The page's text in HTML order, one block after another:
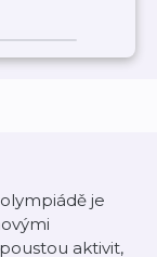
je
aktivit,